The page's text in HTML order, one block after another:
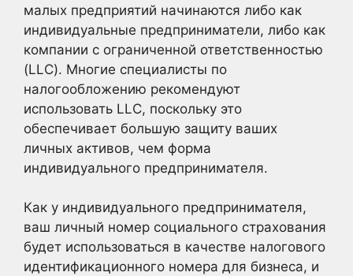
малых предприятий начинаются либо как
индивидуальные предприниматели, либо как
компании с ограниченной ответственностью
(LLC). Многие специалисты по
налогообложению рекомендуют
использовать LLC, поскольку это
обеспечивает большую защиту ваших
личных активов, чем форма
индивидуального предпринимателя.
Как у индивидуального предпринимателя,
ваш личный номер социального страхования
будет использоваться в качестве налогового
идентификационного номера для бизнеса, и